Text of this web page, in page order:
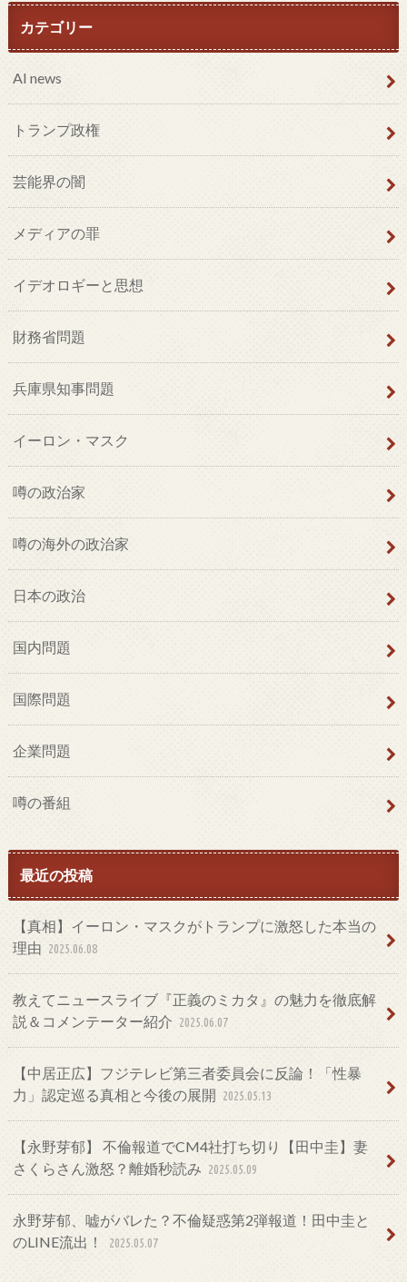
カテゴリー
AI news
トランプ政権
芸能界の闇
メディアの罪
イデオロギーと思想
財務省問題
兵庫県知事問題
イーロン・マスク
噂の政治家
噂の海外の政治家
日本の政治
国内問題
国際問題
企業問題
噂の番組
最近の投稿
【真相】イーロン・マスクがトランプに激怒した本当の
理由 2025.06.08
教えてニュースライブ『正義のミカタ』の魅力を徹底解
説＆コメンテーター紹介 2025.06.07
【中居正広】フジテレビ第三者委員会に反論！「性暴
力」認定巡る真相と今後の展開 2025.05.13
【永野芽郁】 不倫報道でCM4社打ち切り【田中圭】妻
さくらさん激怒？離婚秒読み 2025.05.09
永野芽郁、嘘がバレた？不倫疑惑第2弾報道！田中圭と
のLINE流出！
2025.05.07